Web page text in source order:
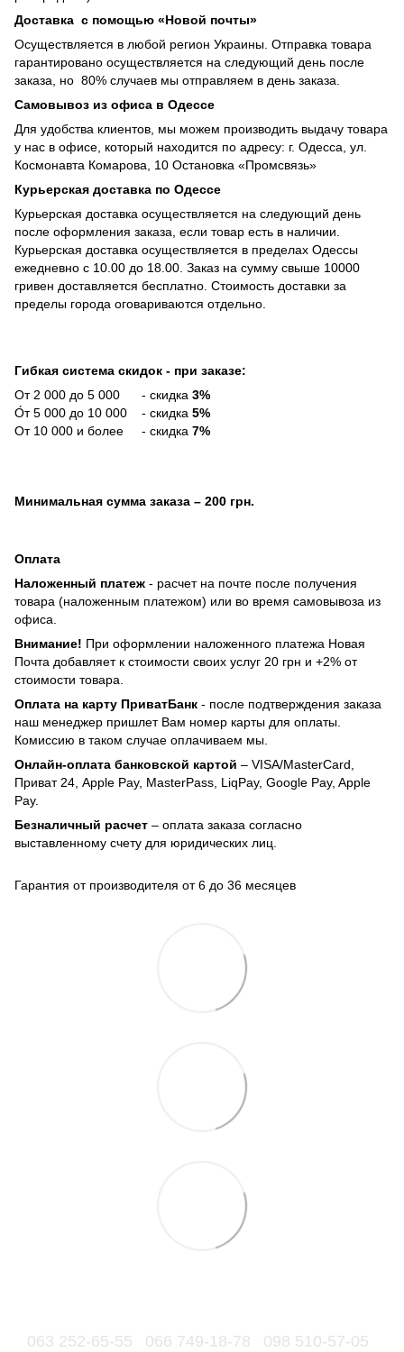
Доставка с помощью «Новой почты»
Осуществляется в любой регион Украины. Отправка товара
гарантировано осуществляется на следующий день после
заказа, но 80% случаев мы отправляем в день заказа.
Самовывоз из офиса в Одессе
Для удобства клиентов, мы можем производить выдачу товара
у нас в офисе, который находится по адресу: г. Одесса, ул.
Космонавта Комарова, 10 Остановка «Промсвязь»
Курьерская доставка по Одессе
Курьерская доставка осуществляется на следующий день
после оформления заказа, если товар есть в наличии.
Курьерская доставка осуществляется в пределах Одессы
ежедневно с 10.00 до 18.00. Заказ на сумму свыше 10000
гривен доставляется бесплатно. Стоимость доставки за
пределы города оговариваются отдельно.
Гибкая система скидок - при заказе:
От 2 000 до 5 000 - скидка 3%
О́т 5 000 до 10 000 - скидка 5%
От 10 000 и более - скидка 7%
Минимальная сумма заказа – 200 грн.
Оплата
Наложенный платеж - расчет на почте после получения
товара (наложенным платежом) или во время самовывоза из
офиса.
Внимание! При оформлении наложенного платежа Новая
Почта добавляет к стоимости своих услуг 20 грн и +2% от
стоимости товара.
Оплата на карту ПриватБанк - после подтверждения заказа
наш менеджер пришлет Вам номер карты для оплаты.
Комиссию в таком случае оплачиваем мы.
Онлайн-оплата банковской картой – VISA/MasterCard,
Приват 24, Apple Pay, MasterPass, LiqPay, Google Pay, Apple
Pay.
Безналичный расчет – оплата заказа согласно
выставленному счету для юридических лиц.
Гарантия от производителя от 6 до 36 месяцев
063 252-65-55 066 749-18-78 098 510-57-05